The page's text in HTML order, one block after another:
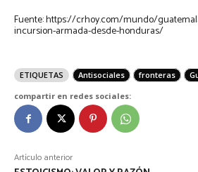
Fuente: https://crhoy.com/mundo/
incursion-armada-desde-honduras/
ETIQUETAS Antisociales fronteras
compartir en redes sociales:
Artículo anterior